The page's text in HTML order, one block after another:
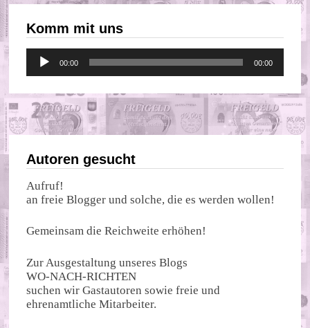
Komm mit uns
Audio-
Player
00:00 00:00
Autoren gesucht
Aufruf!
an freie Blogger und solche, die es werden wollen!
Gemeinsam die Reichweite erhöhen!
Zur Ausgestaltung unseres Blogs
WO-NACH-RICHTEN
suchen wir Gastautoren sowie freie und
ehrenamtliche Mitarbeiter.